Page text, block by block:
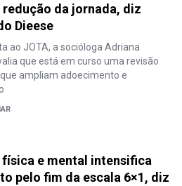
da jornada, diz
Dieese
ao JOTA, a socióloga Adriana
que está em curso uma revisão
ampliam adoecimento e
física e mental intensifica
pelo fim da escala 6×1, diz